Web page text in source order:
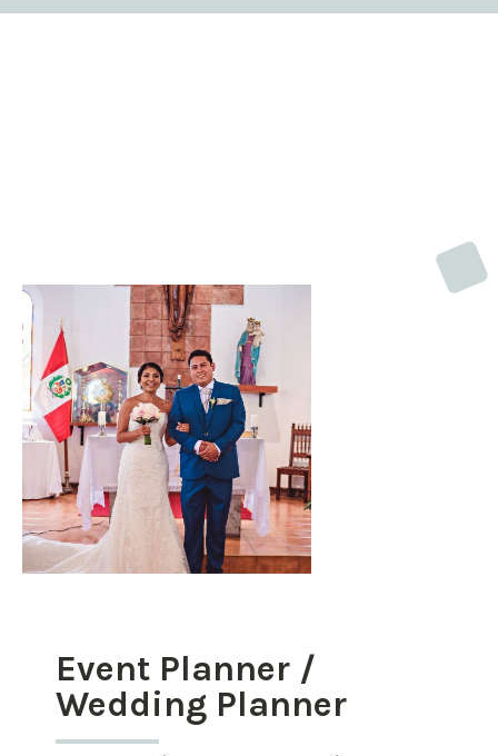
Event Planner /
Wedding Planner